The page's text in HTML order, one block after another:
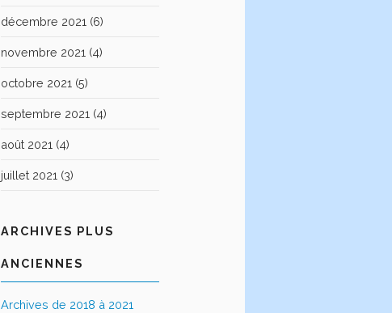
décembre 2021 (6)
novembre 2021 (4)
octobre 2021 (5)
septembre 2021 (4)
août 2021 (4)
juillet 2021 (3)
ARCHIVES PLUS
ANCIENNES
Archives de 2018 à 2021